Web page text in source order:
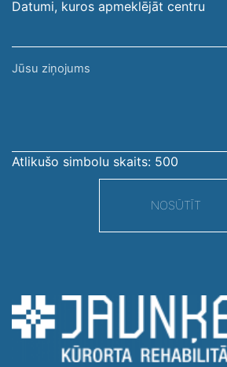
Datumi, kuros apmeklējāt centru
Jūsu
Atlikušo simbolu skaits: 500
NOSŪTĪT